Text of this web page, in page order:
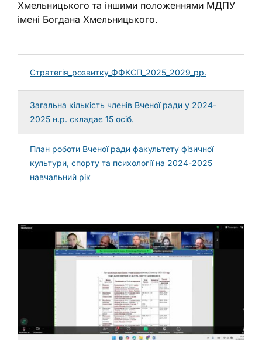
Хмельницького та іншими положеннями МДПУ
імені Богдана Хмельницького.
Стратегія_розвитку_ФФКСП_2025_2029_рр.
Загальна кількість членів Вченої ради у 2024-
2025 н.р. складає 15 осіб.
План роботи Вченої ради факультету фізичної
культури, спорту та психології на 2024-2025
навчальний рік